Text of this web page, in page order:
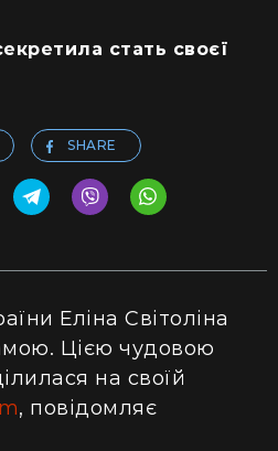
стать своєї
SHARE
Еліна Світоліна
Цією чудовою
на своїй
, повідомляє